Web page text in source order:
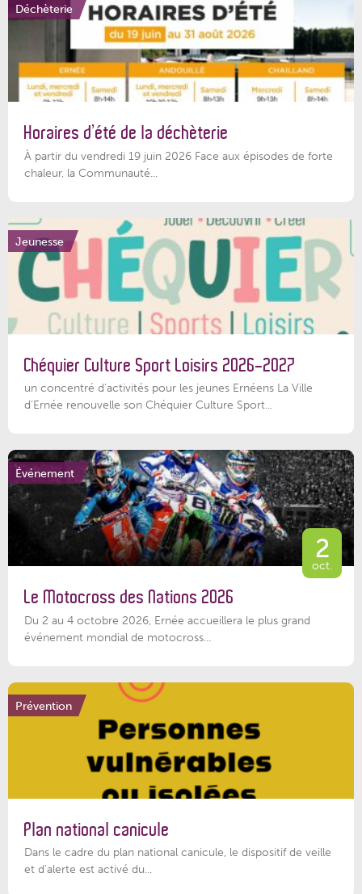
Déchèterie
Horaires d’été de la déchèterie
À partir du vendredi 19 juin 2026 Face aux épisodes de forte
chaleur, la Communauté...
Jeunesse
Chéquier Culture Sport Loisirs 2026-2027
un concentré d’activités pour les jeunes Ernéens La Ville
d’Ernée renouvelle son Chéquier Culture Sport...
Événement
2
oct.
Le Motocross des Nations 2026
Du 2 au 4 octobre 2026, Ernée accueillera le plus grand
événement mondial de motocross...
Prévention
Plan national canicule
Dans le cadre du plan national canicule, le dispositif de veille
et d’alerte est activé du...